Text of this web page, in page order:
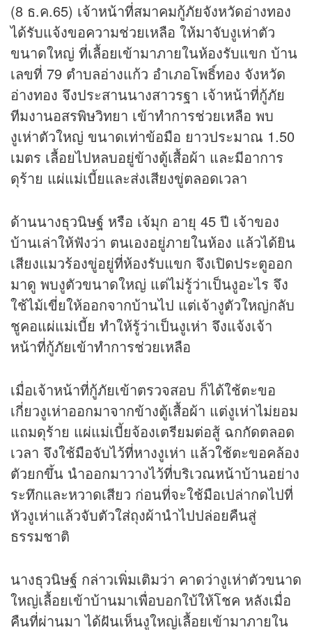
(8 ธ.ค.65) เจ้าหน้าที่สมาคมกู้ภัยจังหวัดอ่างทอง
ได้รับแจ้งขอความช่วยเหลือ ให้มาจับงูเห่าตัว
ขนาดใหญ่ ที่เลื้อยเข้ามาภายในห้องรับแขก บ้าน
เลขที่ 79 ตำบลอ่างแก้ว อำเภอโพธิ์ทอง จังหวัด
อ่างทอง จึงประสานนางสาวรฐา เจ้าหน้าที่กู้ภัย
ทีมงานอสรพิษวิทยา เข้าทำการช่วยเหลือ พบ
งูเห่าตัวใหญ่ ขนาดเท่าข้อมือ ยาวประมาณ 1.50
เมตร เลื้อยไปหลบอยู่ข้างตู้เสื้อผ้า และมีอาการ
ดุร้าย แผ่แม่เบี้ยและส่งเสียงขู่ตลอดเวลา
ด้านนางธุวนิษฐ์ หรือ เจ้มุก อายุ 45 ปี เจ้าของ
บ้านเล่าให้ฟังว่า ตนเองอยู่ภายในห้อง แล้วได้ยิน
เสียงแมวร้องขู่อยู่ที่ห้องรับแขก จึงเปิดประตูออก
มาดู พบงูตัวขนาดใหญ่ แต่ไม่รู้ว่าเป็นงูอะไร จึง
ใช้ไม้เขี่ยให้ออกจากบ้านไป แต่เจ้างูตัวใหญ่กลับ
ชูคอแผ่แม่เบี้ย ทำให้รู้ว่าเป็นงูเห่า จึงแจ้งเจ้า
หน้าที่กู้ภัยเข้าทำการช่วยเหลือ
เมื่อเจ้าหน้าที่กู้ภัยเข้าตรวจสอบ ก็ได้ใช้ตะขอ
เกี่ยวงูเห่าออกมาจากข้างตู้เสื้อผ้า แต่งูเห่าไม่ยอม
แถมดุร้าย แผ่แม่เบี้ยจ้องเตรียมต่อสู้ ฉกกัดตลอด
เวลา จึงใช้มือจับไว้ที่หางงูเห่า แล้วใช้ตะขอคล้อง
ตัวยกขึ้น นำออกมาวางไว้ที่บริเวณหน้าบ้านอย่าง
ระทึกและหวาดเสียว ก่อนที่จะใช้มือเปล่ากดไปที่
หัวงูเห่าแล้วจับตัวใส่ถุงผ้านำไปปล่อยคืนสู่
ธรรมชาติ
นางธุวนิษฐ์ กล่าวเพิ่มเติมว่า คาดว่างูเห่าตัวขนาด
ใหญ่เลื้อยเข้าบ้านมาเพื่อบอกใบ้ให้โชค หลังเมื่อ
คืนที่ผ่านมา ได้ฝันเห็นงูใหญ่เลื้อยเข้ามาภายใน